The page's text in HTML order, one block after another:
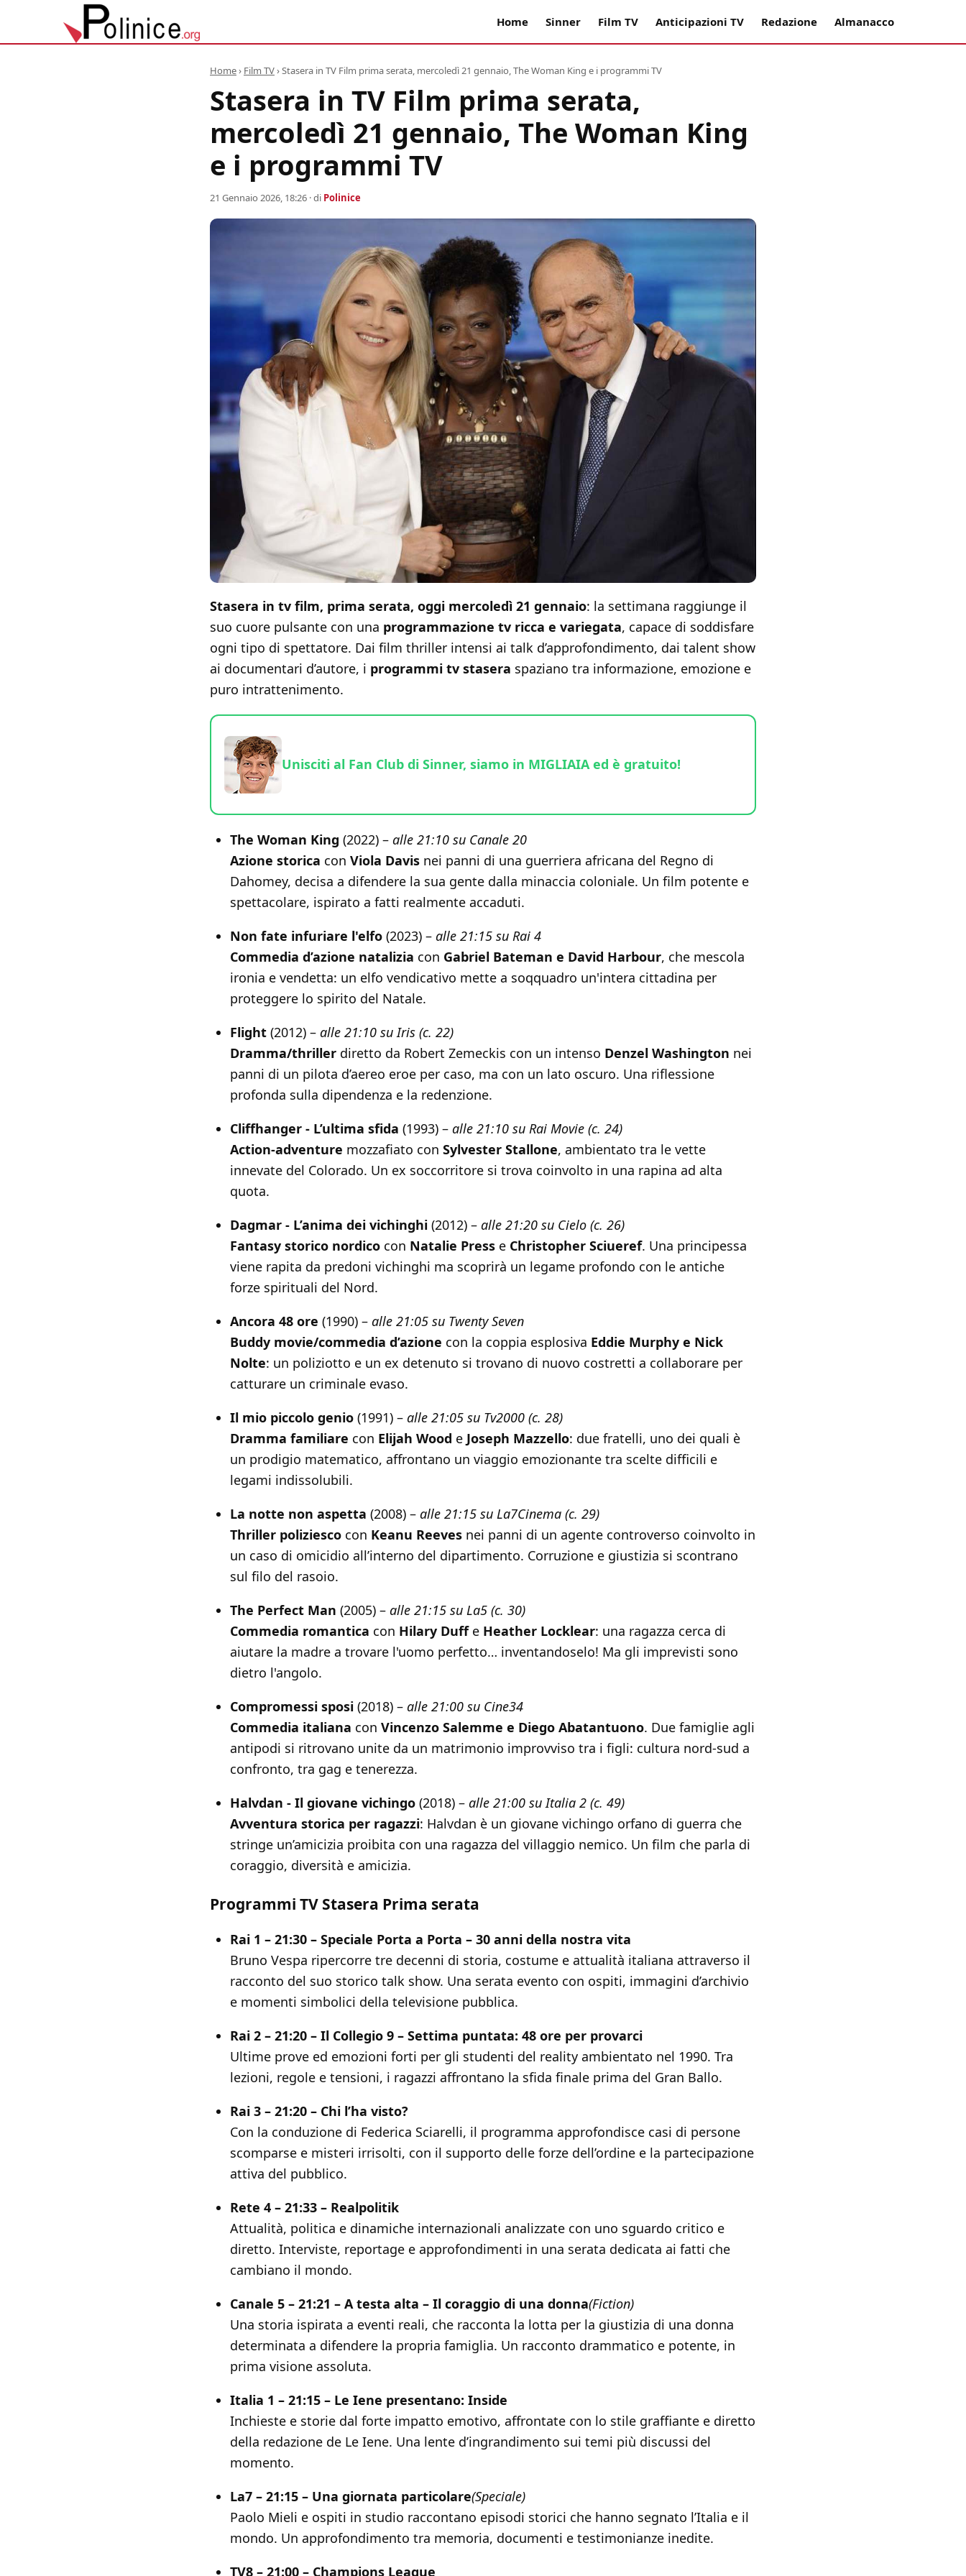
Home Sinner Film TV Anticipazioni TV Redazione Almanacco
Home› Film TV›Stasera in TV Film prima serata, mercoledì 21 gennaio, The Woman King e i programmi TV
Stasera in TV Film prima serata,
mercoledì 21 gennaio, The Woman King
e i programmi TV
21 Gennaio 2026, 18:26 · di Polinice
Stasera in tv film, prima serata, oggi mercoledì 21 gennaio: la settimana raggiunge il
suo cuore pulsante con una programmazione tv ricca e variegata, capace di soddisfare
ogni tipo di spettatore. Dai film thriller intensi ai talk d’approfondimento, dai talent show
ai documentari d’autore, i programmi tv stasera spaziano tra informazione, emozione e
puro intrattenimento.
Unisciti al Fan Club di Sinner, siamo in MIGLIAIA ed è gratuito!
The Woman King (2022) – alle 21:10 su Canale 20
Azione storica con Viola Davis nei panni di una guerriera africana del Regno di
Dahomey, decisa a difendere la sua gente dalla minaccia coloniale. Un film potente e
spettacolare, ispirato a fatti realmente accaduti.
Non fate infuriare l'elfo (2023) – alle 21:15 su Rai 4
Commedia d’azione natalizia con Gabriel Bateman e David Harbour, che mescola
ironia e vendetta: un elfo vendicativo mette a soqquadro un'intera cittadina per
proteggere lo spirito del Natale.
Flight (2012) – alle 21:10 su Iris (c. 22)
Dramma/thriller diretto da Robert Zemeckis con un intenso Denzel Washington nei
panni di un pilota d’aereo eroe per caso, ma con un lato oscuro. Una riflessione
profonda sulla dipendenza e la redenzione.
Cliffhanger - L’ultima sfida (1993) – alle 21:10 su Rai Movie (c. 24)
Action-adventure mozzafiato con Sylvester Stallone, ambientato tra le vette
innevate del Colorado. Un ex soccorritore si trova coinvolto in una rapina ad alta
quota.
Dagmar - L’anima dei vichinghi (2012) – alle 21:20 su Cielo (c. 26)
Fantasy storico nordico con Natalie Press e Christopher Sciueref. Una principessa
viene rapita da predoni vichinghi ma scoprirà un legame profondo con le antiche
forze spirituali del Nord.
Ancora 48 ore (1990) – alle 21:05 su Twenty Seven
Buddy movie/commedia d’azione con la coppia esplosiva Eddie Murphy e Nick
Nolte: un poliziotto e un ex detenuto si trovano di nuovo costretti a collaborare per
catturare un criminale evaso.
Il mio piccolo genio (1991) – alle 21:05 su Tv2000 (c. 28)
Dramma familiare con Elijah Wood e Joseph Mazzello: due fratelli, uno dei quali è
un prodigio matematico, affrontano un viaggio emozionante tra scelte difficili e
legami indissolubili.
La notte non aspetta (2008) – alle 21:15 su La7Cinema (c. 29)
Thriller poliziesco con Keanu Reeves nei panni di un agente controverso coinvolto in
un caso di omicidio all’interno del dipartimento. Corruzione e giustizia si scontrano
sul filo del rasoio.
The Perfect Man (2005) – alle 21:15 su La5 (c. 30)
Commedia romantica con Hilary Duffe Heather Locklear: una ragazza cerca di
aiutare la madre a trovare l'uomo perfetto… inventandoselo! Ma gli imprevisti sono
dietro l'angolo.
Compromessi sposi (2018) – alle 21:00 su Cine34
Commedia italiana con Vincenzo Salemme e Diego Abatantuono. Due famiglie agli
antipodi si ritrovano unite da un matrimonio improvviso tra i figli: cultura nord-sud a
confronto, tra gag e tenerezza.
Halvdan - Il giovane vichingo (2018) – alle 21:00 su Italia 2 (c. 49)
Avventura storica per ragazzi: Halvdan è un giovane vichingo orfano di guerra che
stringe un’amicizia proibita con una ragazza del villaggio nemico. Un film che parla di
coraggio, diversità e amicizia.
Programmi TV Stasera Prima serata
Rai 1 – 21:30 – Speciale Porta a Porta – 30 anni della nostra vita
Bruno Vespa ripercorre tre decenni di storia, costume e attualità italiana attraverso il
racconto del suo storico talk show. Una serata evento con ospiti, immagini d’archivio
e momenti simbolici della televisione pubblica.
Rai 2 – 21:20 – Il Collegio 9 – Settima puntata: 48 ore per provarci
Ultime prove ed emozioni forti per gli studenti del reality ambientato nel 1990. Tra
lezioni, regole e tensioni, i ragazzi affrontano la sfida finale prima del Gran Ballo.
Rai 3 – 21:20 – Chi l’ha visto?
Con la conduzione di Federica Sciarelli, il programma approfondisce casi di persone
scomparse e misteri irrisolti, con il supporto delle forze dell’ordine e la partecipazione
attiva del pubblico.
Rete 4 – 21:33 – Realpolitik
Attualità, politica e dinamiche internazionali analizzate con uno sguardo critico e
diretto. Interviste, reportage e approfondimenti in una serata dedicata ai fatti che
cambiano il mondo.
Canale 5 – 21:21 – A testa alta – Il coraggio di una donna(Fiction)
Una storia ispirata a eventi reali, che racconta la lotta per la giustizia di una donna
determinata a difendere la propria famiglia. Un racconto drammatico e potente, in
prima visione assoluta.
Italia 1 – 21:15 – Le Iene presentano: Inside
Inchieste e storie dal forte impatto emotivo, affrontate con lo stile graffiante e diretto
della redazione de Le Iene. Una lente d’ingrandimento sui temi più discussi del
momento.
La7 – 21:15 – Una giornata particolare(Speciale)
Paolo Mieli e ospiti in studio raccontano episodi storici che hanno segnato l’Italia e il
mondo. Un approfondimento tra memoria, documenti e testimonianze inedite.
TV8 – 21:00 – Champions League